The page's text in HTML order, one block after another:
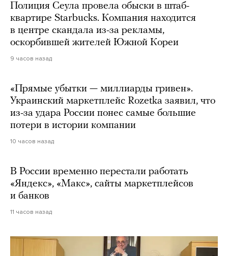
Полиция Сеула провела обыски в штаб-
квартире Starbucks. Компания находится
в центре скандала из-за рекламы,
оскорбившей жителей Южной Кореи
9 часов назад
«Прямые убытки — миллиарды гривен».
Украинский маркетплейс Rozetka заявил, что
из-за удара России понес самые большие
потери в истории компании
10 часов назад
В России временно перестали работать
«Яндекс», «Макс», сайты маркетплейсов
и банков
11 часов назад